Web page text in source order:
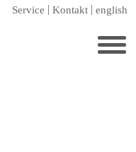
Service Kontakt english